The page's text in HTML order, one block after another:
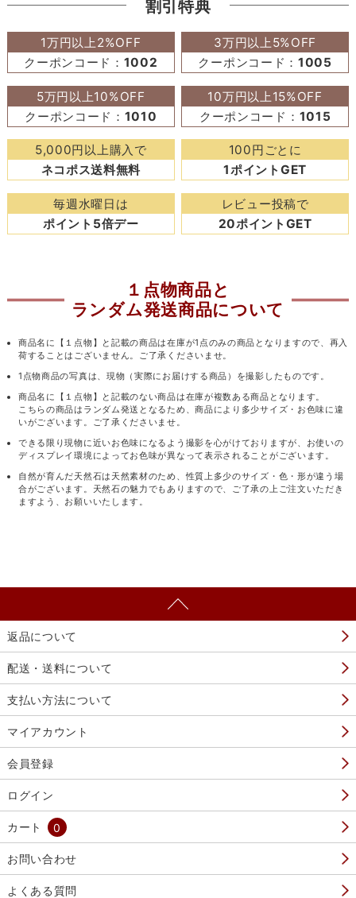
割引特典
1万円以上2%OFF
クーポンコード： 1002
3万円以上5%OFF
クーポンコード：1005
5万円以上10%OFF
クーポンコード： 1010
10万円以上15%OFF
クーポンコード： 1015
5,000円以上購入で
ネコポス送料無料
100円ごとに
1ポイントGET
毎週水曜日は
ポイント5倍デー
レビュー投稿で
20ポイントGET
１点物商品と
ランダム発送商品について
商品名に【１点物】と記載の商品は在庫が1点のみの商品となりますので、再入
荷することはございません。ご了承くださいませ。
1点物商品の写真は、現物（実際にお届けする商品）を撮影したものです。
商品名に【１点物】と記載のない商品は在庫が複数ある商品となります。
こちらの商品はランダム発送となるため、商品により多少サイズ・お色味に違
いがございます。ご了承くださいませ。
できる限り現物に近いお色味になるよう撮影を心がけておりますが、お使いの
ディスプレイ環境によってお色味が異なって表示されることがございます。
自然が育んだ天然石は天然素材のため、性質上多少のサイズ・色・形が違う場
合がございます。天然石の魅力でもありますので、ご了承の上ご注文いただき
ますよう、お願いいたします。
返品について
配送・送料について
支払い方法について
マイアカウント
会員登録
ログイン
カート 0
お問い合わせ
よくある質問